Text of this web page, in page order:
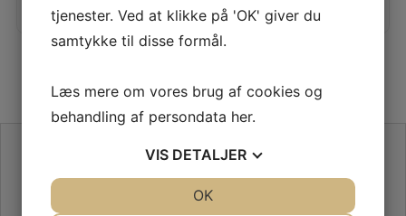
LÆS MERE
SE VORES ANMELDELSER PÅ TRUSTPILOT
tjenester. Ved at klikke på 'OK' giver du
samtykke til disse formål.
Læs mere om vores brug af cookies og
behandling af persondata her.
VIS DETALJER
OK